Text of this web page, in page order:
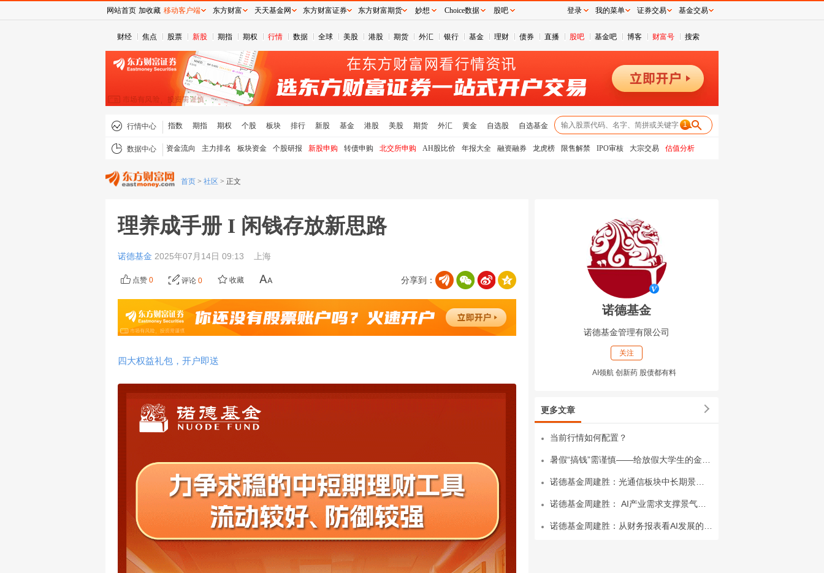
财经 焦点 股票 新股 期指 期权 行情 数据 全球 美股 港股 期货 外汇 银行 基金 理财 债券 直播 股吧 基金吧 博客 财富号 搜索
行情中心 指数 期指 期权 个股 板块 排行 新股 基金 港股 美股 期货 外汇 黄金 自选股 自选基金 1
数据中心 资金流向 主力排名 板块资金 个股研报 新股申购 转债申购 北交所申购 AH股比价 年报大全 融资融券 龙虎榜 限售解禁 IPO审核 大宗交易 估值分析
首页 > 社区 > 正文
理养成手册 I 闲钱存放新思路
诺德基金 2025年07月14日 09:13 上海
分享到：
点赞 0 评论 0 收藏
四大权益礼包，开户即送
诺德基金
诺德基金管理有限公司
关注
AI领航 创新药 股债都有料
更多文章
当前行情如何配置？
网站首页 加收藏 移动客户端 东方财富 天天基金网 东方财富证券 东方财富期货 妙想 Choice数据 股吧 登录 我的菜单 证券交易 基金交易